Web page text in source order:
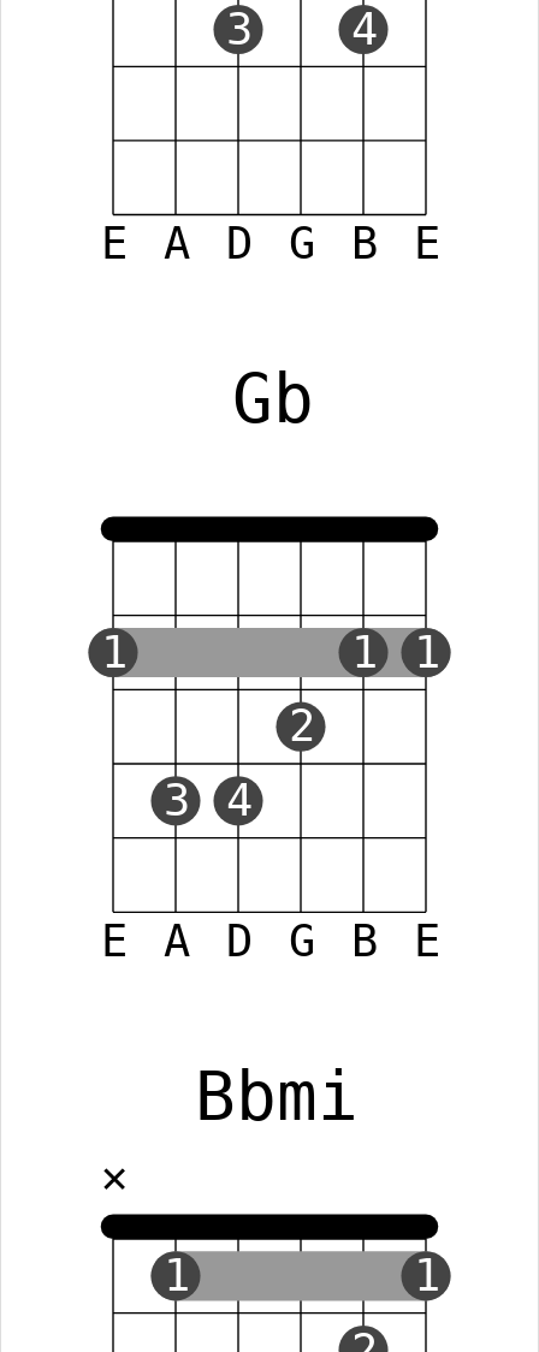
E A D G B E
3
4
Gb
E A D G B E
1
3 4
2
1 1
Bbmi
✕
1
1